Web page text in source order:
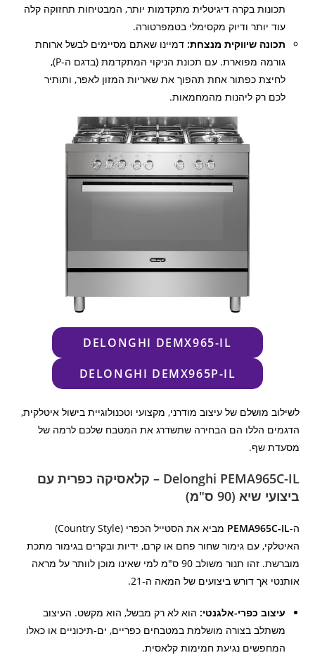
תכונות בקרה דיגיטלית מתקדמות יותר, המבטיחות תחזוקה קלה
עוד יותר ודיוק מקסימלי בטמפרטורה.
תכונה שיווקית מנצחת: דמיינו שאתם מסיימים לבשל ארוחת
גורמה מפוארת. עם תכונת הניקוי המתקדמת (בדגם ה-P),
לחיצת כפתור אחת תהפוך את שאריות המזון לאפר, ותותיר
לכם רק ליהנות מהמחמאות.
DELONGHI DEMX965-IL
DELONGHI DEMX965P-IL
לשילוב מושלם של עיצוב מודרני, מקצועי וטכנולוגיית בישול איטלקית,
הדגמים הללו הם הבחירה שתשדרג את המטבח שלכם לרמה של
מסעדת שף.
Delonghi PEMA965C-IL – קלאסיקה כפרית עם
ביצועי שיא (90 ס"מ)
ה-PEMA965C-IL
מביא את הסטייל הכפרי (Country Style)
האיטלקי, עם גימור שחור פחם או קרם, ידיות ובקרים בגימור מתכת
מוברשת. זהו תנור משולב 90 ס"מ למי שאינו מוכן לוותר על מראה
אותנטי אך דורש ביצועים של המאה ה-21.
עיצוב כפרי-אלגנטי: הוא לא רק מבשל, הוא מקשט. העיצוב
משתלב בצורה מושלמת במטבחים כפריים, ים-תיכוניים או כאלו
המחפשים נגיעת חמימות קלאסית.